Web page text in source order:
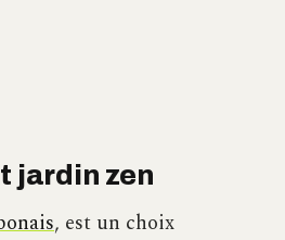
jardin zen
, est un choix